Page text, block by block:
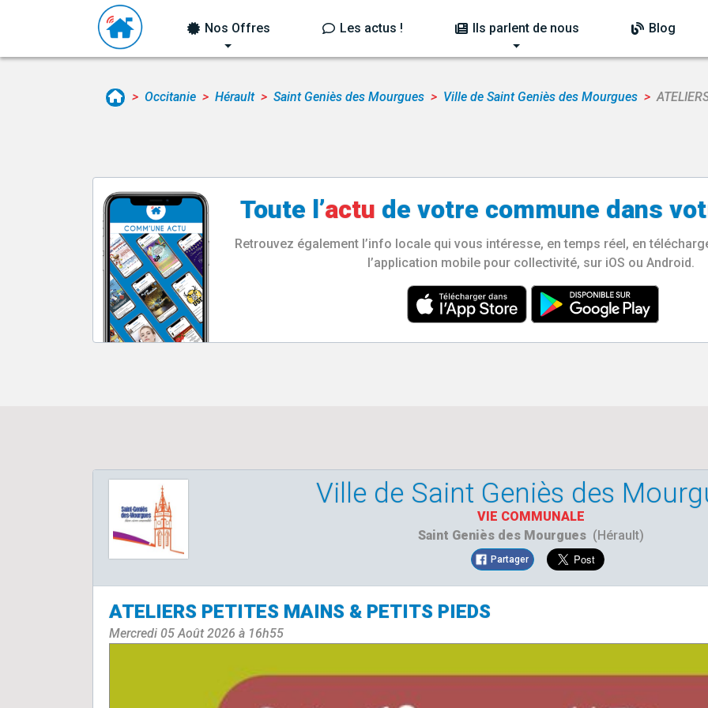
Nos Offres Les actus ! Ils parlent de nous Blog
Occitanie Hérault Saint Geniès des Mourgues Ville de Saint Geniès des Mourgues
Toute l’actu de votre commune dans
Retrouvez également l’info locale qui vous intéresse, en temps réel, en
l’application mobile pour collectivité, sur iOS ou Android.
Ville de Saint Geniès des
VIE COMMUNALE
Saint Geniès des Mourgues (Hérault)
Partager
ATELIERS PETITES MAINS & PETITS PIEDS
Mercredi 05 Août 2026 à 16h55